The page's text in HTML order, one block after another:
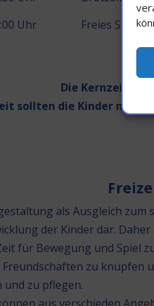
Uhr
Freies Spiel
Die Kernzeit des
sollten die Kinder nicht,
als Ausgleich
der Kinder dar.
für Bewegung und Spiel
zu knüpfen
und zu pflegen.